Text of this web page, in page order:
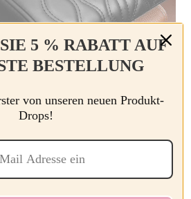
5 % RABATT AUF
BESTELLUNG
von unseren neuen Produkt-
Drops!